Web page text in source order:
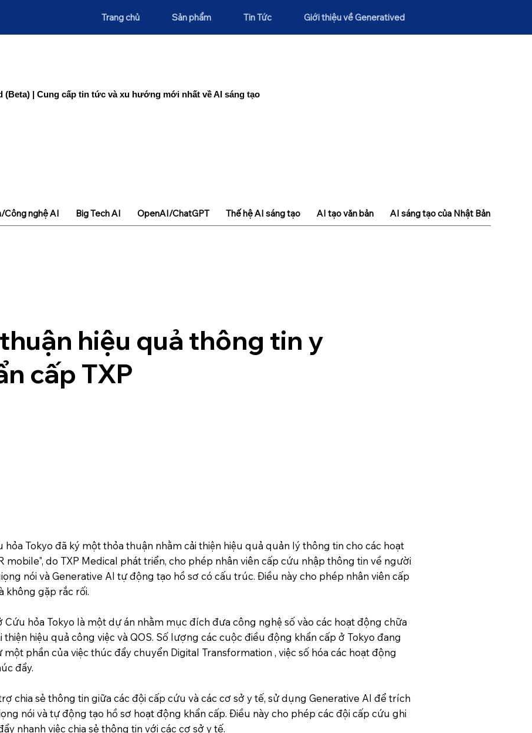
Trang chủ Sản phẩm Tin Tức Giới thiệu về Generatived
(Beta) | Cung cấp tin tức và xu hướng mới nhất về AI sáng tạo
hiệu quả thông tin y
cấp TXP
hỏa Tokyo đã ký một thỏa thuận nhằm cải thiện hiệu quả quản lý thông tin cho các hoạt
mobile", do TXP Medical phát triển, cho phép nhân viên cấp cứu nhập thông tin về người
nói và Generative AI tự động tạo hồ sơ có cấu trúc. Điều này cho phép nhân viên cấp
không gặp rắc rối.
Cứu hỏa Tokyo là một dự án nhằm mục đích đưa công nghệ số vào các hoạt động chữa
hiệu quả công việc và QOS. Số lượng các cuộc điều động khẩn cấp ở Tokyo đang
phần của việc thúc đẩy chuyển Digital Transformation , việc số hóa các hoạt động
đẩy.
chia sẻ thông tin giữa các đội cấp cứu và các cơ sở y tế, sử dụng Generative AI để trích
nói và tự động tạo hồ sơ hoạt động khẩn cấp. Điều này cho phép các đội cấp cứu ghi
nhanh việc chia sẻ thông tin với các cơ sở y tế.
Công nghệ AI Big Tech AI OpenAI/ChatGPT Thế hệ AI sáng tạo AI tạo văn bản AI sáng tạo của Nhật Bản